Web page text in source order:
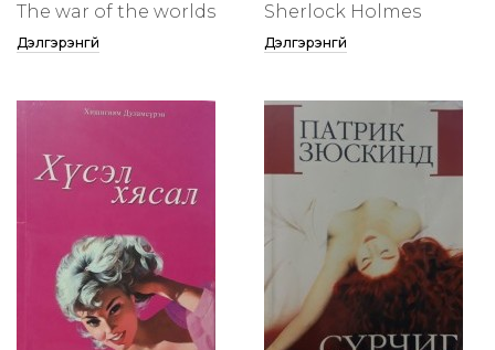
The war of the worlds
Дэлгэрэнгүй
Sherlock Holmes
Дэлгэрэнгүй